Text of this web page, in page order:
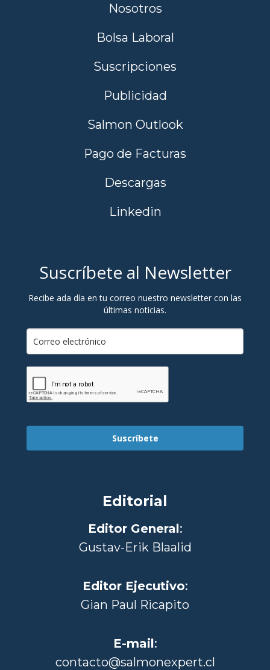
Nosotros
Bolsa Laboral
Suscripciones
Publicidad
Salmon Outlook
Pago de Facturas
Descargas
Linkedin
Suscríbete al Newsletter
Recibe ada día en tu correo nuestro newsletter con las
últimas noticias.
Suscríbete
Editorial
Editor General:
Gustav-Erik Blaalid
Editor Ejecutivo:
Gian Paul Ricapito
E-mail:
contacto@salmonexpert.cl